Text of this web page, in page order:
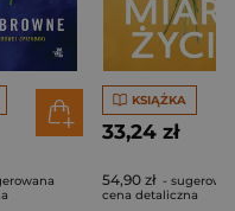
KSIĄŻKA
33,24 zł
54,90 zł -
cena detaliczna